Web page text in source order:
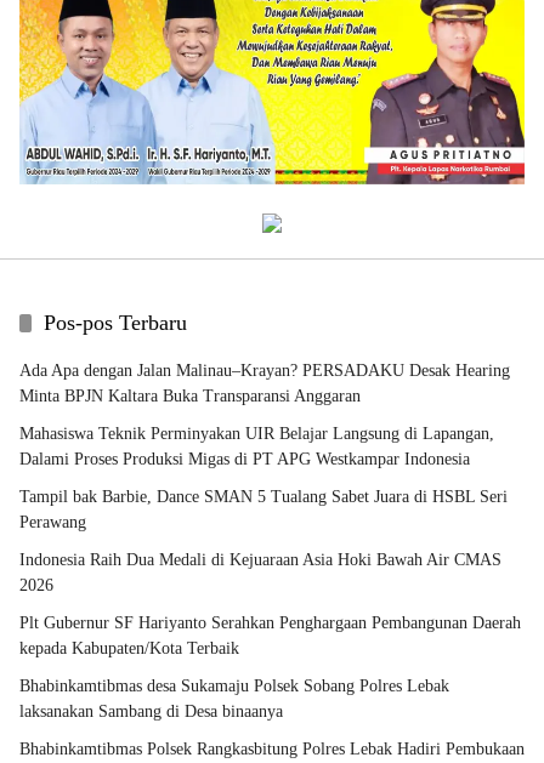
Pos-pos Terbaru
Ada Apa dengan Jalan Malinau–Krayan? PERSADAKU Desak Hearing
Minta BPJN Kaltara Buka Transparansi Anggaran
Mahasiswa Teknik Perminyakan UIR Belajar Langsung di Lapangan,
Dalami Proses Produksi Migas di PT APG Westkampar Indonesia
Tampil bak Barbie, Dance SMAN 5 Tualang Sabet Juara di HSBL Seri
Perawang
Indonesia Raih Dua Medali di Kejuaraan Asia Hoki Bawah Air CMAS
2026
Plt Gubernur SF Hariyanto Serahkan Penghargaan Pembangunan Daerah
kepada Kabupaten/Kota Terbaik
Bhabinkamtibmas desa Sukamaju Polsek Sobang Polres Lebak
laksanakan Sambang di Desa binaanya
Bhabinkamtibmas Polsek Rangkasbitung Polres Lebak Hadiri Pembukaan